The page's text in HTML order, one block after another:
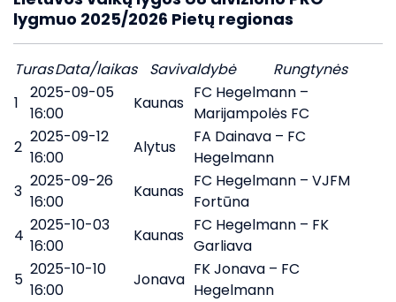
lygmuo 2025/2026 Pietų regionas
TurasData/laikas Savivaldybė
Rungtynės
1
2025-09-05
16:00
Kaunas
FC Hegelmann –
Marijampolės FC
2
2025-09-12
16:00
Alytus
FA Dainava – FC
Hegelmann
3
2025-09-26
16:00
Kaunas
FC Hegelmann – VJFM
Fortūna
4
2025-10-03
16:00
Kaunas
FC Hegelmann – FK
Garliava
5
2025-10-10
16:00
Jonava
FK Jonava – FC
Hegelmann